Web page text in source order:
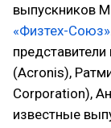
выпускников
«Физтех-Союз»
(Acronis),
Corporation),
известные